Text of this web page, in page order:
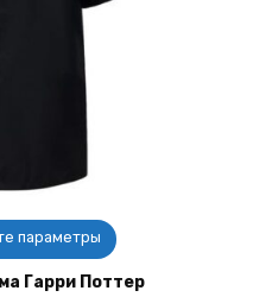
параметры
Этот
товар
имеет
Гарри Поттер